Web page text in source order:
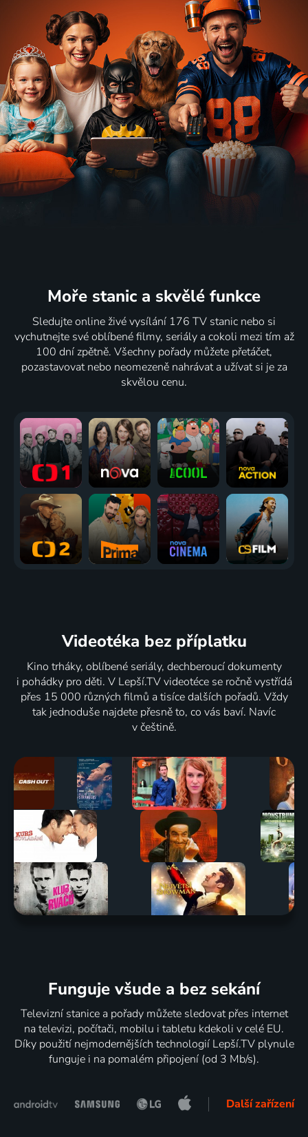
Moře stanic a skvělé funkce
Sledujte online živé vysílání 176 TV stanic nebo si
vychutnejte své oblíbené filmy, seriály a cokoli mezi tím až
100 dní zpětně. Všechny pořady můžete přetáčet,
pozastavovat nebo neomezeně nahrávat a užívat si je za
skvělou cenu.
Videotéka bez příplatku
Kino trháky, oblíbené seriály, dechberoucí dokumenty
i pohádky pro děti. V Lepší.TV videotéce se ročně vystřídá
přes 15 000 různých filmů a tisíce dalších pořadů. Vždy
tak jednoduše najdete přesně to, co vás baví. Navíc
v češtině.
Funguje všude a bez sekání
Televizní stanice a pořady můžete sledovat přes internet
na televizi, počítači, mobilu i tabletu kdekoli v celé EU.
Díky použití nejmodernějších technologií Lepší.TV plynule
funguje i na pomalém připojení (od 3 Mb/s).
Další zařízení